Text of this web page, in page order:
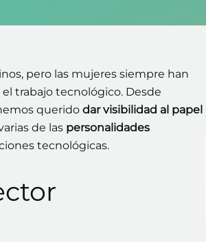
pero las mujeres siempre han
trabajo tecnológico. Desde
querido dar visibilidad al papel
de las personalidades
tecnológicas.